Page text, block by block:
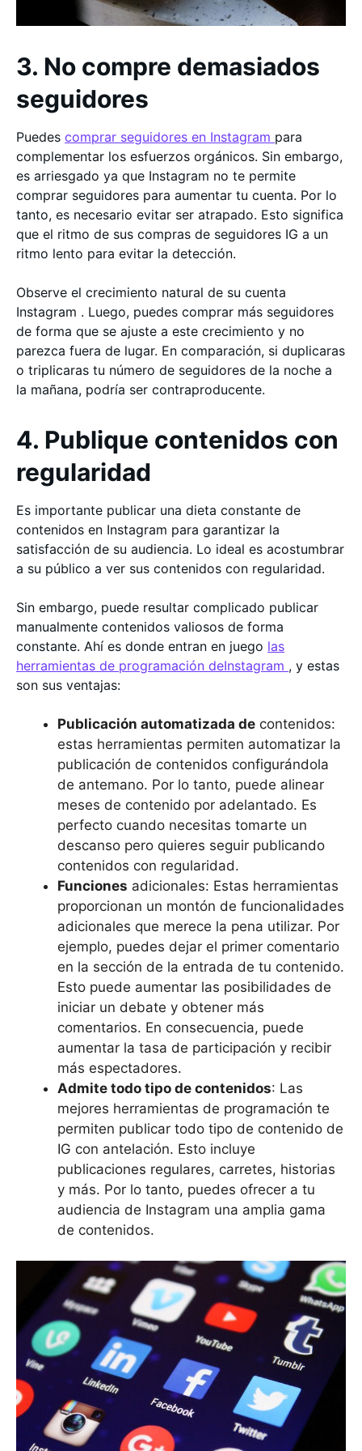
3. No compre demasiados
seguidores
Puedes comprar seguidores en Instagram para
complementar los esfuerzos orgánicos. Sin embargo,
es arriesgado ya que Instagram no te permite
comprar seguidores para aumentar tu cuenta. Por lo
tanto, es necesario evitar ser atrapado. Esto significa
que el ritmo de sus compras de seguidores IG a un
ritmo lento para evitar la detección.
Observe el crecimiento natural de su cuenta
Instagram . Luego, puedes comprar más seguidores
de forma que se ajuste a este crecimiento y no
parezca fuera de lugar. En comparación, si duplicaras
o triplicaras tu número de seguidores de la noche a
la mañana, podría ser contraproducente.
4. Publique contenidos con
regularidad
Es importante publicar una dieta constante de
contenidos en Instagram para garantizar la
satisfacción de su audiencia. Lo ideal es acostumbrar
a su público a ver sus contenidos con regularidad.
Sin embargo, puede resultar complicado publicar
manualmente contenidos valiosos de forma
constante. Ahí es donde entran en juego las
herramientas de programación deInstagram , y estas
son sus ventajas:
Publicación automatizada de contenidos:
estas herramientas permiten automatizar la
publicación de contenidos configurándola
de antemano. Por lo tanto, puede alinear
meses de contenido por adelantado. Es
perfecto cuando necesitas tomarte un
descanso pero quieres seguir publicando
contenidos con regularidad.
Funciones adicionales: Estas herramientas
proporcionan un montón de funcionalidades
adicionales que merece la pena utilizar. Por
ejemplo, puedes dejar el primer comentario
en la sección de la entrada de tu contenido.
Esto puede aumentar las posibilidades de
iniciar un debate y obtener más
comentarios. En consecuencia, puede
aumentar la tasa de participación y recibir
más espectadores.
Admite todo tipo de contenidos: Las
mejores herramientas de programación te
permiten publicar todo tipo de contenido de
IG con antelación. Esto incluye
publicaciones regulares, carretes, historias
y más. Por lo tanto, puedes ofrecer a tu
audiencia de Instagram una amplia gama
de contenidos.